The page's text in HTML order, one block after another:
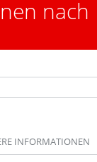
nach
INFORMATIONEN